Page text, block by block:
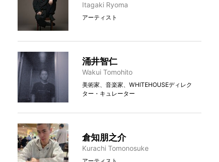
Itagaki Ryoma
アーティスト
涌井智仁
Wakui Tomohito
美術家、音楽家、WHITEHOUSEディレク
ター・キュレーター
倉知朋之介
Kurachi Tomonosuke